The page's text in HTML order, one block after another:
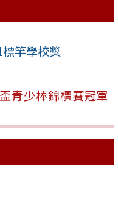
竿學校獎
青少棒錦標賽冠軍